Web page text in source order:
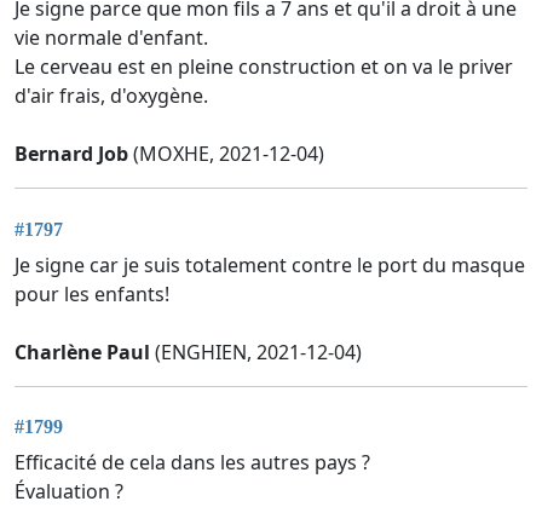
Je signe parce que mon fils a 7 ans et qu'il a droit à une
vie normale d'enfant.
Le cerveau est en pleine construction et on va le priver
d'air frais, d'oxygène.
Bernard Job(MOXHE, 2021-12-04)
#1797
Je signe car je suis totalement contre le port du masque
pour les enfants!
Charlène Paul (ENGHIEN, 2021-12-04)
#1799
Efficacité de cela dans les autres pays ?
Évaluation ?